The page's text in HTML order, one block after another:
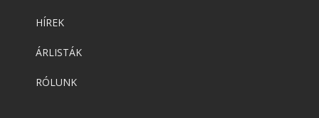
HÍREK
ÁRLISTÁK
RÓLUNK